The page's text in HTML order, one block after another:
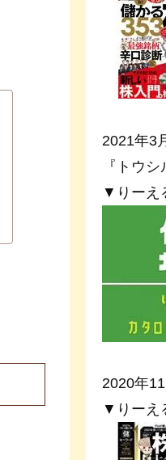
2021年3
『トウ
▼りーえ
2020年
▼りーえ